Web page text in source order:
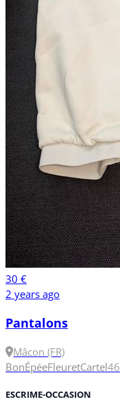
30 €
2 years ago
Pantalons
Mâcon (FR)
BonÉpéeFleuretCartel46
ESCRIME-OCCASION